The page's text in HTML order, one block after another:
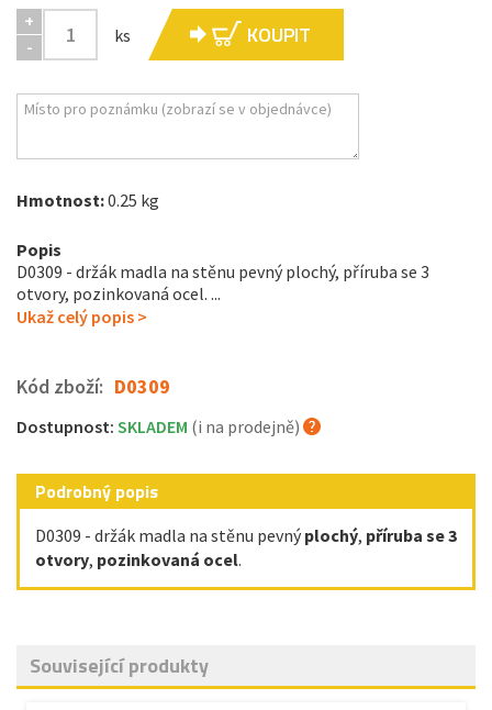
+
-
ks KOUPIT
Hmotnost:0.25 kg
Popis
D0309 - držák madla na stěnu pevný plochý, příruba se 3
otvory, pozinkovaná ocel. ...
Ukaž celý popis >
Kód zboží: D0309
Dostupnost: SKLADEM (i na prodejně)
Podrobný popis
D0309 - držák madla na stěnu pevný plochý, příruba se 3
otvory, pozinkovaná ocel.
Související produkty